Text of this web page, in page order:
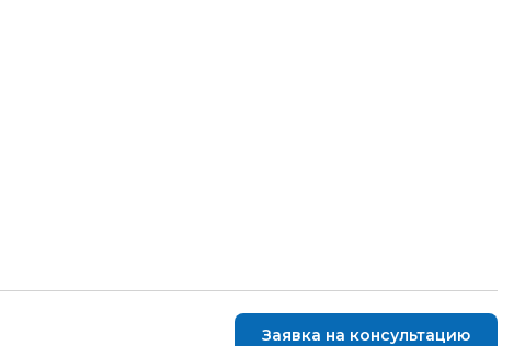
Заявка на консультацию